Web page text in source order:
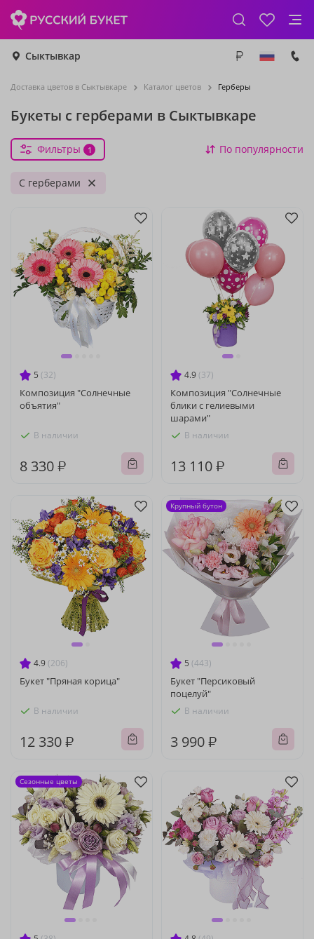
Сыктывкар
Доставка цветов в Сыктывкаре Каталог цветов Герберы
Букеты с герберами в Сыктывкаре
Фильтры 1 По популярности
С герберами
5 (32)
Композиция "Солнечные
объятия"
В наличии
8 330 ₽
4.9 (37)
Композиция "Солнечные
блики с гелиевыми
шарами"
В наличии
13 110 ₽
4.9 (206)
Букет "Пряная корица"
В наличии
12 330 ₽
5 (443)
Букет "Персиковый
поцелуй"
В наличии
3 990 ₽
Крупный бутон
Сезонные цветы